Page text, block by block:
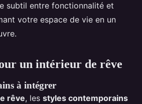
subtil entre fonctionnalité et
votre espace de vie en un
un intérieur de rêve
à intégrer
rêve, les styles contemporains